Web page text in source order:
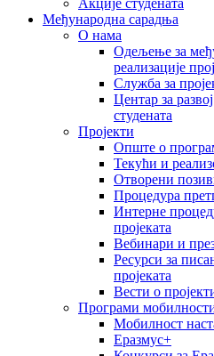
Акције студената
Међународна сарадња
О нама
Одељење за
реализације
Служба за
Центар за
студената
Пројекти
Опште о
Текући и
Отворени
Процедура
Интерне
пројеката
Вебинари и
Ресурси за
пројеката
Вести о
Програми
Мобилност
Еразмус+